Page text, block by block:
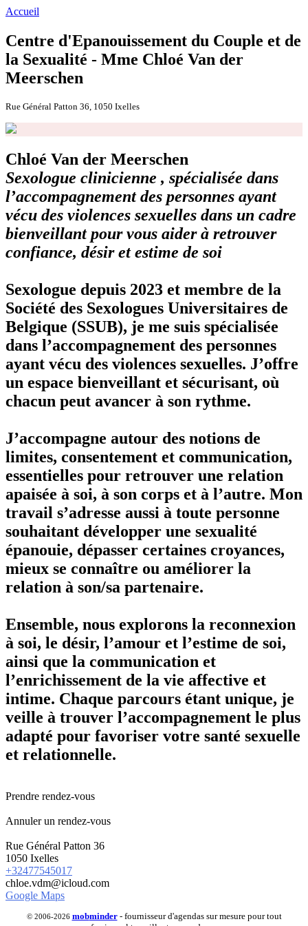
Accueil
Centre d'Epanouissement du Couple et de
la Sexualité - Mme Chloé Van der
Meerschen
Rue Général Patton 36, 1050 Ixelles
Chloé Van der Meerschen
Sexologue clinicienne , spécialisée dans
l’accompagnement des personnes ayant
vécu des violences sexuelles dans un cadre
bienveillant pour vous aider à retrouver
confiance, désir et estime de soi
Sexologue depuis 2023 et membre de la
Société des Sexologues Universitaires de
Belgique (SSUB), je me suis spécialisée
dans l’accompagnement des personnes
ayant vécu des violences sexuelles. J’offre
un espace bienveillant et sécurisant, où
chacun peut avancer à son rythme.
J’accompagne autour des notions de
limites, consentement et communication,
essentielles pour retrouver une relation
apaisée à soi, à son corps et à l’autre. Mon
travail s’adresse aussi à toute personne
souhaitant développer une sexualité
épanouie, dépasser certaines croyances,
mieux se connaître ou améliorer la
relation à son/sa partenaire.
Ensemble, nous explorons la reconnexion
à soi, le désir, l’amour et l’estime de soi,
ainsi que la communication et
l’enrichissement de la vie affective et
intime. Chaque parcours étant unique, je
veille à trouver l’accompagnement le plus
adapté pour favoriser votre santé sexuelle
et relationnelle.
Prendre rendez-vous
Annuler un rendez-vous
Rue Général Patton 36
1050 Ixelles
+32477545017
chloe.vdm@icloud.com
Google Maps
© 2006-2026 mobminder- fournisseur d'agendas sur mesure pour tout